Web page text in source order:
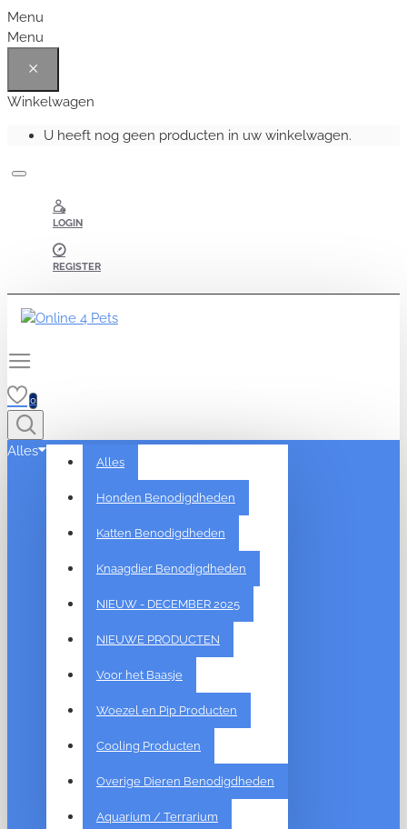
Menu
Menu
Winkelwagen
U heeft nog geen producten in uw winkelwagen.
LOGIN
REGISTER
0
Alles
Alles
Honden Benodigdheden
Katten Benodigdheden
Knaagdier Benodigdheden
NIEUW - DECEMBER 2025
NIEUWE PRODUCTEN
Voor het Baasje
Woezel en Pip Producten
Cooling Producten
Overige Dieren Benodigdheden
Aquarium / Terrarium